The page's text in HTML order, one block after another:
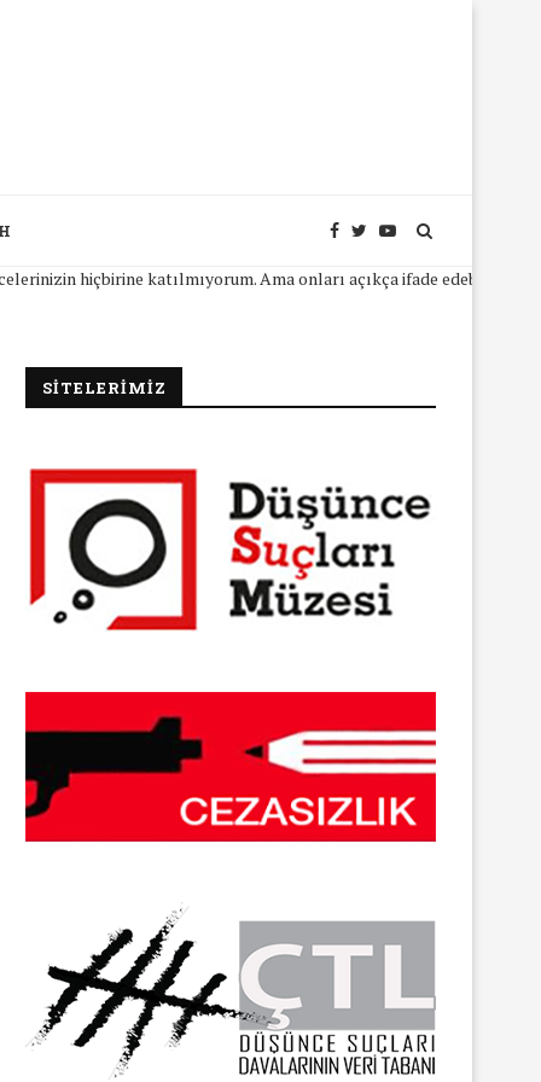
hiçbirine katılmıyorum. Ama onları açıkça ifade edebilmeniz için
SİTELERİMİZ